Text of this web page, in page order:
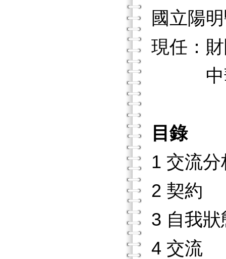
國立陽
現任：
中華
目錄
1 交流
2 契約
3 自我狀
4 交流